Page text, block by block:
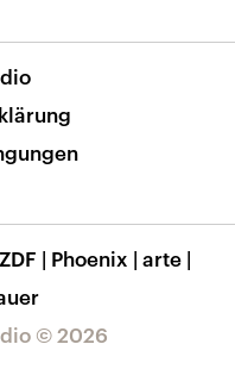
auf dlf.de
App
App
© 2026
ZDF | Phoenix | arte |